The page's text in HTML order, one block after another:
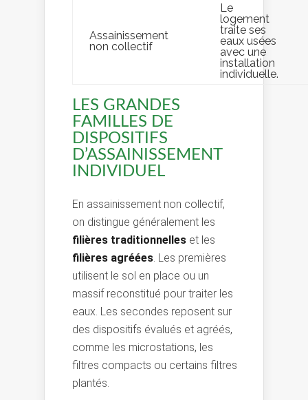
Assainissement
non collectif
Le
logement
traite ses
eaux usées
avec une
installation
individuelle.
LES GRANDES
FAMILLES DE
DISPOSITIFS
D’ASSAINISSEMENT
INDIVIDUEL
En assainissement non collectif,
on distingue généralement les
filières traditionnelles et les
filières agréées . Les premières
utilisent le sol en place ou un
massif reconstitué pour traiter les
eaux. Les secondes reposent sur
des dispositifs évalués et agréés,
comme les microstations, les
filtres compacts ou certains filtres
plantés.